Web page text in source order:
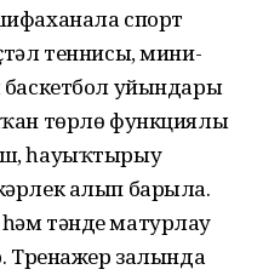
спорт
теннисы, мини-
уйындары
төрлө функциялы
һауыҡтырыу
алып барыла.
тәнде матурлау
Тренажер залында